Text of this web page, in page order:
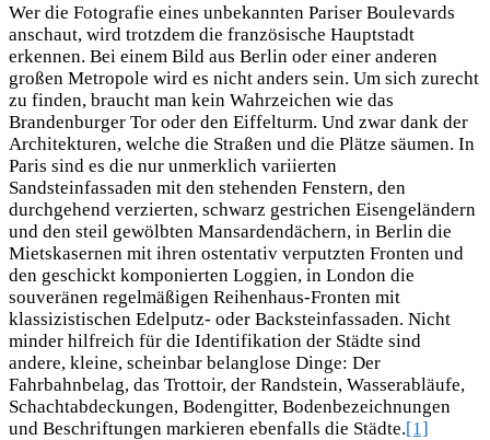
Wer die Fotografie eines unbekannten Pariser Boulevards
anschaut, wird trotzdem die französische Hauptstadt
erkennen. Bei einem Bild aus Berlin oder einer anderen
großen Metropole wird es nicht anders sein. Um sich zurecht
zu finden, braucht man kein Wahrzeichen wie das
Brandenburger Tor oder den Eiffelturm. Und zwar dank der
Architekturen, welche die Straßen und die Plätze säumen. In
Paris sind es die nur unmerklich variierten
Sandsteinfassaden mit den stehenden Fenstern, den
durchgehend verzierten, schwarz gestrichen Eisengeländern
und den steil gewölbten Mansardendächern, in Berlin die
Mietskasernen mit ihren ostentativ verputzten Fronten und
den geschickt komponierten Loggien, in London die
souveränen regelmäßigen Reihenhaus-Fronten mit
klassizistischen Edelputz- oder Backsteinfassaden. Nicht
minder hilfreich für die Identifikation der Städte sind
andere, kleine, scheinbar belanglose Dinge: Der
Fahrbahnbelag, das Trottoir, der Randstein, Wasserabläufe,
Schachtabdeckungen, Bodengitter, Bodenbezeichnungen
und Beschriftungen markieren ebenfalls die Städte.[1]